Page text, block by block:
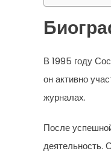
В 1995 году
он активно
журналах.
После
деятельность.